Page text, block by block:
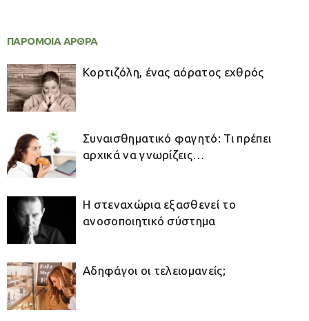
ΠΑΡΟΜΟΙΑ ΑΡΘΡΑ
Κορτιζόλη, ένας αόρατος εχθρός
Συναισθηματικό φαγητό: Τι πρέπει
αρχικά να γνωρίζεις…
Η στεναχώρια εξασθενεί το
ανοσοποιητικό σύστημα
Αδηφάγοι οι τελειομανείς;